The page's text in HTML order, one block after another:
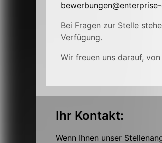
Bei Fragen zur Stelle
Verfügung.
Wir freuen uns darauf,
Ihr Kontakt:
Wenn Ihnen unser